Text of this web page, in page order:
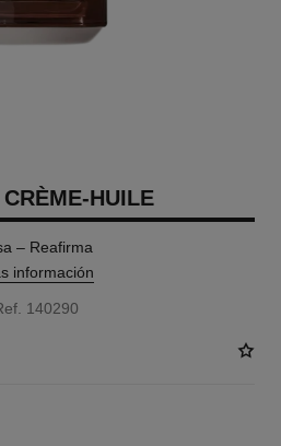
HUILE
– Reafirma
información
140290